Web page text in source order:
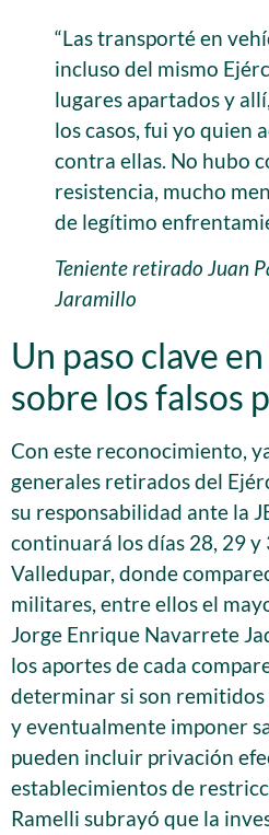
“Las transporté en
incluso del mismo
lugares apartados y
los casos, fui yo quien
contra ellas. No hubo
resistencia, mucho
de legítimo
Teniente retirado Juan
Jaramillo
Un paso clave
sobre los falsos
Con este reconocimiento,
generales retirados del
su responsabilidad ante la
continuará los días 28, 29 y
Valledupar, donde
militares, entre ellos el
Jorge Enrique Navarrete
los aportes de cada
determinar si son remitidos
y eventualmente imponer
pueden incluir privación
establecimientos de
Ramelli subrayó que la